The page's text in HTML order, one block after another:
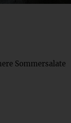
Sommersalate